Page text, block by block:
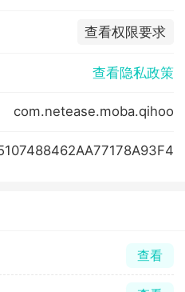
查看权限要求
查看隐私政策
com.netease.moba.qihoo
查看